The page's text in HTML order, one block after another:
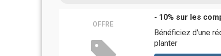
OFFRE
- 10% sur les
Bénéficiez d'une
planter